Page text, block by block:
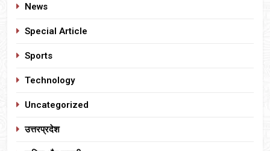
News
Special Article
Sports
Technology
Uncategorized
उत्तरप्रदेश